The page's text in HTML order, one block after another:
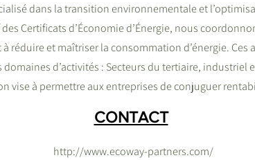
dans la transition environnementale et
Certificats d’Économie d’Énergie, nous
réduire et maîtriser la consommation d’énergie. Ces
domaines d’activités : Secteurs du tertiaire, industriel
vise à permettre aux entreprises de conjuguer
CONTACT
http://www.ecoway-partners.com/